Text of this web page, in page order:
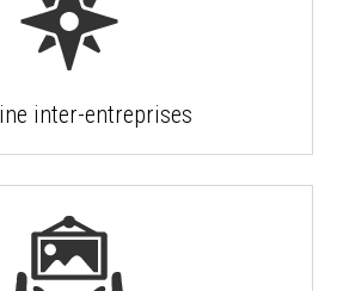
inter-entreprises